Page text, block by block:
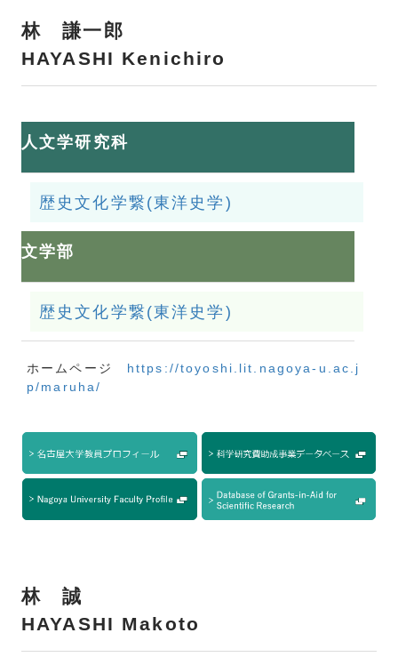
林 謙一郎
HAYASHI Kenichiro
人文学研究科
歴史文化学繋(東洋史学)
文学部
歴史文化学繋(東洋史学)
ホームページ https://toyoshi.lit.nagoya-u.ac.j
p/maruha/
林 誠
HAYASHI Makoto